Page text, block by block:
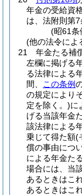
年金の受給資
は、法附則第7
(昭61条
(他の法令によ
21
年金たる補
左欄に掲げる
る法律による
間、
この条例
の規定により
定を除く。)に
げる当該年金
該法律による
乗じて得た額(
償の事由につ
による年金た
場合には、当
あるときはこ
あるときはこ